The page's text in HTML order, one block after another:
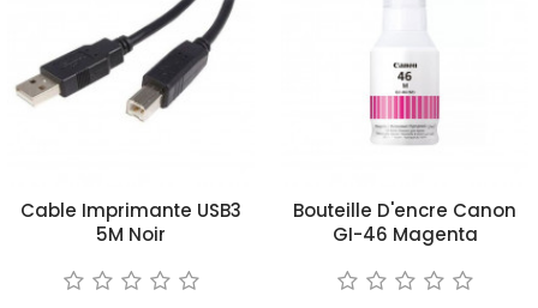
Cable Imprimante USB3
5M Noir
Bouteille D'encre Canon
GI-46 Magenta